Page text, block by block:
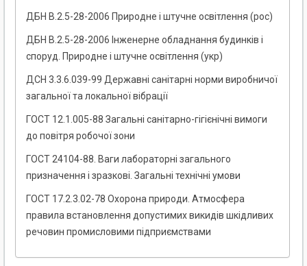
ДБН В.2.5-28-2006 Природне і штучне освітлення (рос)
ДБН В.2.5-28-2006 Інженерне обладнання будинків і
споруд. Природне і штучне освітлення (укр)
ДСН 3.3.6.039-99 Державні санітарні норми виробничої
загальної та локальної вібрації
ГОСТ 12.1.005-88 Загальні санітарно-гігієнічні вимоги
до повітря робочої зони
ГОСТ 24104-88. Ваги лабораторні загального
призначення і зразкові. Загальні технічні умови
ГОСТ 17.2.3.02-78 Охорона природи. Атмосфера
правила встановлення допустимих викидів шкідливих
речовин промисловими підприємствами